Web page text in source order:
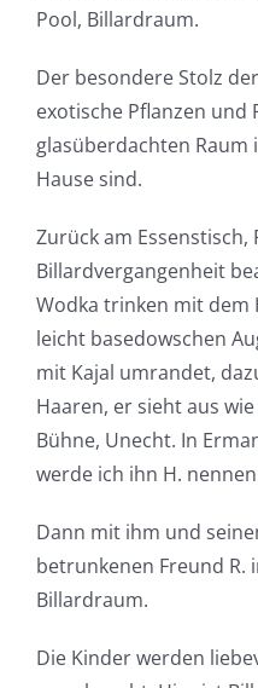
Pool, Billardraum.
Der besondere Stolz
exotische Pflanzen und
glasüberdachten Raum
Hause sind.
Zurück am
Billardvergangenheit
Wodka trinken mit dem
leicht basedowschen
mit Kajal umrandet,
Haaren, er sieht aus
Bühne, Unecht. In
werde ich ihn H.
Dann mit ihm und
betrunkenen Freund R.
Billardraum.
Die Kinder werden